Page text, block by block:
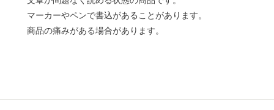
マーカーやペンで書込があることがあります。
商品の痛みがある場合があります。